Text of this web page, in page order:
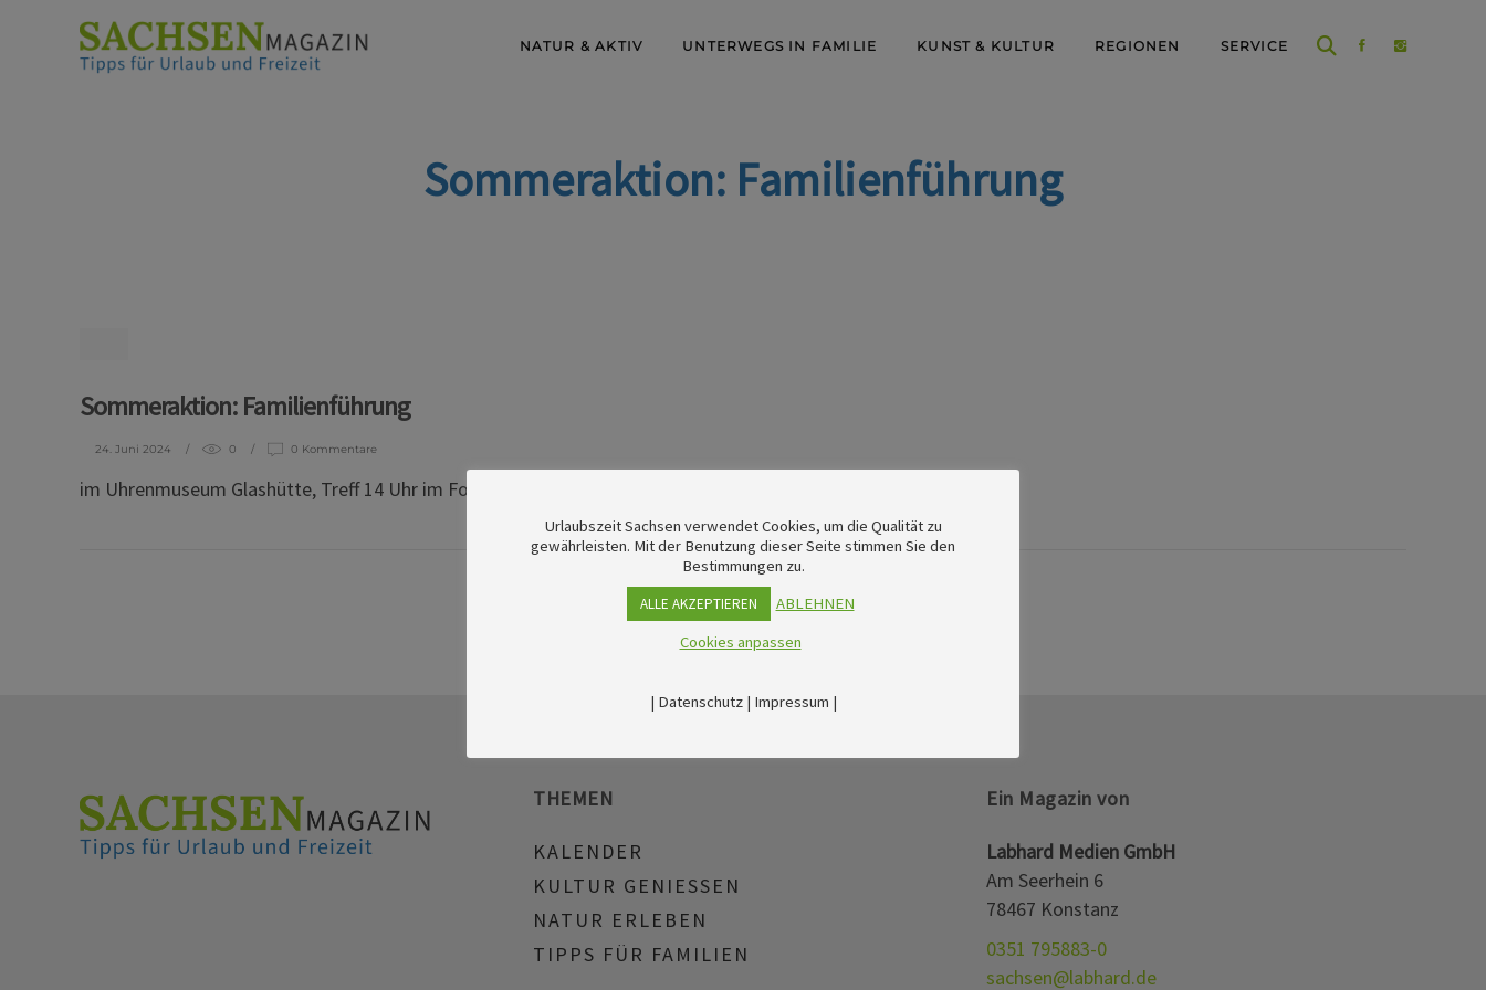
NATUR & AKTIV UNTERWEGS IN FAMILIE KUNST & KULTUR REGIONEN SERVICE
Sommeraktion: Familienführung
Sommeraktion: Familienführung
24. Juni 2024 0 0 Kommentare
im Uhrenmuseum Glashütte, Treff 14 Uhr im Foyer, kostenpflichtig
THEMEN
KALENDER
KULTUR GENIESSEN
NATUR ERLEBEN
TIPPS FÜR FAMILIEN
Ein Magazin von
Labhard Medien GmbH
Am Seerhein 6
78467 Konstanz
0351 795883-0
sachsen@labhard.de
Urlaubszeit Sachsen verwendet Cookies, um die Qualität zu
gewährleisten. Mit der Benutzung dieser Seite stimmen Sie den
Bestimmungen zu.
ALLE AKZEPTIEREN
ABLEHNEN
Cookies anpassen
| Datenschutz| Impressum |